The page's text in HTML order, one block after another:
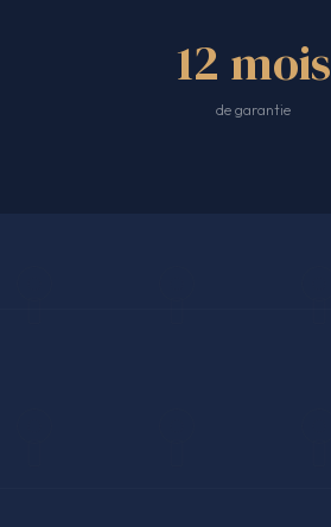
12 mois
de garantie